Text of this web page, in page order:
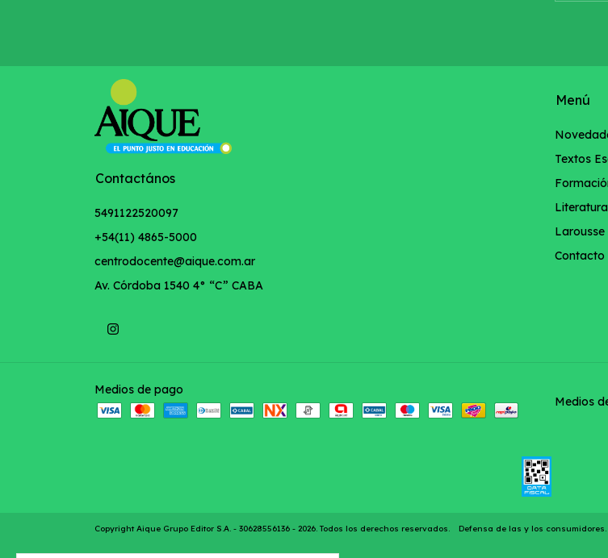
Contactános
5491122520097
+54(11) 4865-5000
centrodocente@aique.com.ar
Av. Córdoba 1540 4° “C” CABA
Menú
Textos
Literatura
Larousse
Contacto
Medios de pago
Medios
Copyright Aique Grupo Editor S.A. - 30628556136 - 2026. Todos los derechos reservados. Defensa de las y los